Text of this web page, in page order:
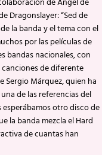
Dragonslayer: “Sed de
la banda y el tema con el
por las películas de
bandas nacionales, con
de diferente
Sergio Márquez, quien ha
de las referencias del
otro disco de
la banda mezcla el Hard
de cuantas han